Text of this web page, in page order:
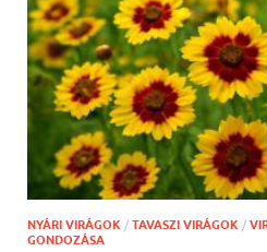
NYÁRI VIRÁGOK / TAVASZI VIRÁGOK /
GONDOZÁSA